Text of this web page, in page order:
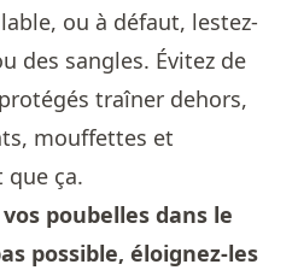
ou à défaut, lestez-
des sangles. Évitez de
traîner dehors,
mouffettes et
ça.
poubelles dans le
possible, éloignez-les